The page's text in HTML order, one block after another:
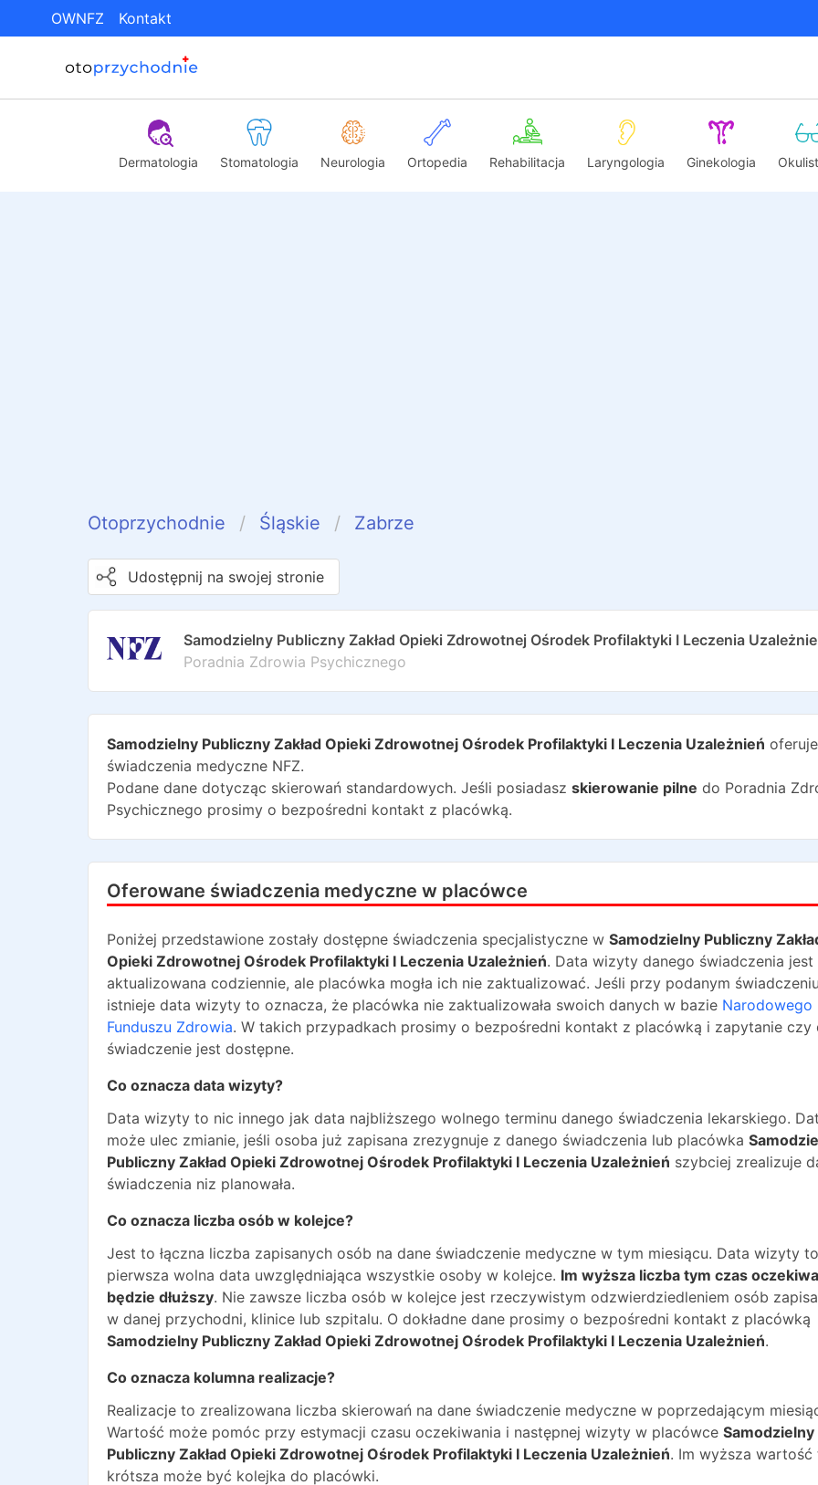
OWNFZ Kontakt
Dermatologia Stomatologia Neurologia Ortopedia Rehabilitacja Laryngologia Ginekologia
Otoprzychodnie Śląskie Zabrze
Udostępnij na swojej stronie
Samodzielny Publiczny Zakład Opieki Zdrowotnej Ośrodek Profilaktyki I Leczenia
Poradnia Zdrowia Psychicznego
Samodzielny Publiczny Zakład Opieki Zdrowotnej Ośrodek Profilaktyki I Leczenia Uzależnień oferuje
świadczenia medyczne NFZ.
Podane dane dotycząc skierowań standardowych. Jeśli posiadasz skierowanie pilne do Poradnia
Psychicznego prosimy o bezpośredni kontakt z placówką.
Oferowane świadczenia medyczne w placówce
Poniżej przedstawione zostały dostępne świadczenia specjalistyczne w Samodzielny Publiczny
Opieki Zdrowotnej Ośrodek Profilaktyki I Leczenia Uzależnień. Data wizyty danego świadczenia jest
aktualizowana codziennie, ale placówka mogła ich nie zaktualizować. Jeśli przy podanym
istnieje data wizyty to oznacza, że placówka nie zaktualizowała swoich danych w bazie Narodowego
Funduszu Zdrowia. W takich przypadkach prosimy o bezpośredni kontakt z placówką i zapytanie czy
świadczenie jest dostępne.
Co oznacza data wizyty?
Data wizyty to nic innego jak data najbliższego wolnego terminu danego świadczenia lekarskiego.
może ulec zmianie, jeśli osoba już zapisana zrezygnuje z danego świadczenia lub placówka
Publiczny Zakład Opieki Zdrowotnej Ośrodek Profilaktyki I Leczenia Uzależnień szybciej zrealizuje
świadczenia niz planowała.
Co oznacza liczba osób w kolejce?
Jest to łączna liczba zapisanych osób na dane świadczenie medyczne w tym miesiącu. Data wizyty to
pierwsza wolna data uwzględniająca wszystkie osoby w kolejce. Im wyższa liczba tym czas
będzie dłuższy. Nie zawsze liczba osób w kolejce jest rzeczywistym odzwierdziedleniem osób
w danej przychodni, klinice lub szpitalu. O dokładne dane prosimy o bezpośredni kontakt z placówką
Samodzielny Publiczny Zakład Opieki Zdrowotnej Ośrodek Profilaktyki I Leczenia Uzależnień.
Co oznacza kolumna realizacje?
Realizacje to zrealizowana liczba skierowań na dane świadczenie medyczne w poprzedającym
Wartość może pomóc przy estymacji czasu oczekiwania i następnej wizyty w placówce Samodzielny
Publiczny Zakład Opieki Zdrowotnej Ośrodek Profilaktyki I Leczenia Uzależnień. Im wyższa wartość
krótsza może być kolejka do placówki.